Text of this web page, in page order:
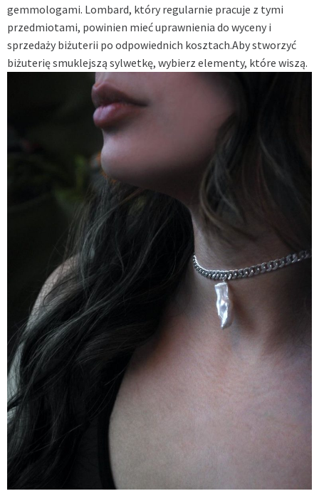
gemmologami. Lombard, który regularnie pracuje z tymi
przedmiotami, powinien mieć uprawnienia do wyceny i
sprzedaży biżuterii po odpowiednich kosztach.Aby stworzyć
biżuterię smuklejszą sylwetkę, wybierz elementy, które wiszą.